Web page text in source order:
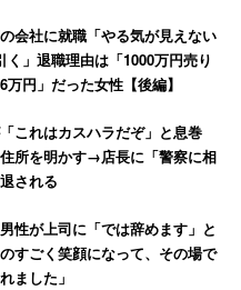
温めて「ナス味噌」とし
やソースも、冷蔵庫の上
ナップに追加しました。
、ブロッコリーの仲間の
。珍しい野菜も、食べ方
もらえるので、色々とラ
ています。
会社に就職「やる気が見えない
く」退職理由は「1000万円売り
円」だった女性【後編】
これはカスハラだぞ」と息巻
所を明かす→店長に「警察に相
される
性が上司に「では辞めます」と
すごく笑顔になって、その場で
ました」